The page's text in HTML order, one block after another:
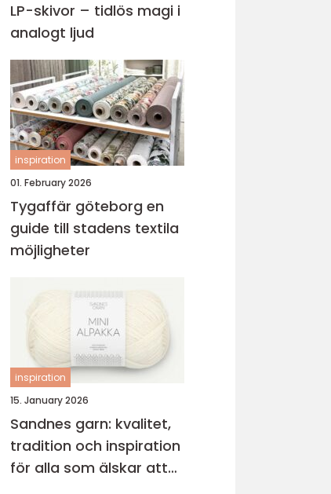
LP-skivor – tidlös magi i
analogt ljud
inspiration
01. February 2026
Tygaffär göteborg en
guide till stadens textila
möjligheter
inspiration
15. January 2026
Sandnes garn: kvalitet,
tradition och inspiration
för alla som älskar att